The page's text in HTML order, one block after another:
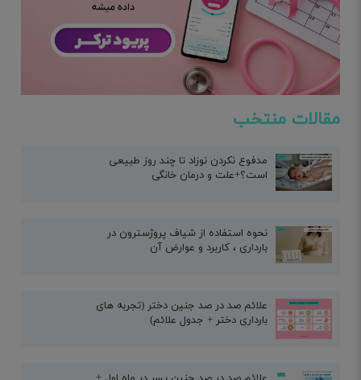
مقالات منتخب
مدفوع نکردن نوزاد تا چند روز طبیعی
است؟+علت و درمان خانگی
نحوه استفاده از شیاف پروژسترون در
بارداری ، کاربرد و عوارض آن
علائم صد در صد جنین دختر (تجربه های
بارداری دختر + جدول علائم)